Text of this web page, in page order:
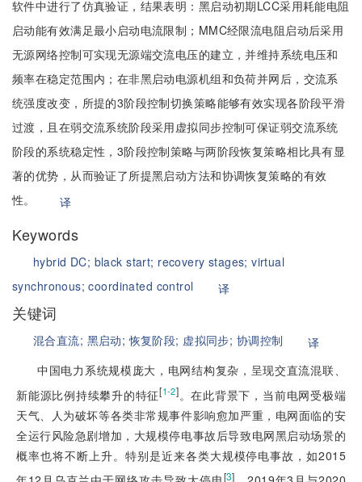
软件中进行了仿真验证，结果表明：黑启动初期LCC采用耗能电阻
启动能有效满足最小启动电流限制；MMC经限流电阻启动后采用
无源网络控制可实现无源端交流电压的建立，并维持系统电压和
频率在稳定范围内；在非黑启动电源机组和负荷并网后，交流系
统强度改变，所提的3阶段控制切换策略能够有效实现各阶段平滑
过渡，且在弱交流系统阶段采用虚拟同步控制可保证弱交流系统
阶段的系统稳定性，3阶段控制策略与两阶段恢复策略相比具有显
著的优势，从而验证了所提黑启动方法和协调恢复策略的有效
性。
译
Keywords
hybrid DC; black start; recovery stages;virtual
synchronous;coordinated control 译
关键词
混合直流; 黑启动;恢复阶段; 虚拟同步; 协调控制
译
中国电力系统规模庞大，电网结构复杂，呈现交直流混联、
新能源比例持续攀升的特征[1-2]。在此背景下，当前电网受极端
天气、人为破坏等各类非常规事件影响愈加严重，电网面临的安
全运行风险急剧增加，大规模停电事故后导致电网黑启动场景的
概率也将不断上升。特别是近来各类大规模停电事故，如2015
[3]